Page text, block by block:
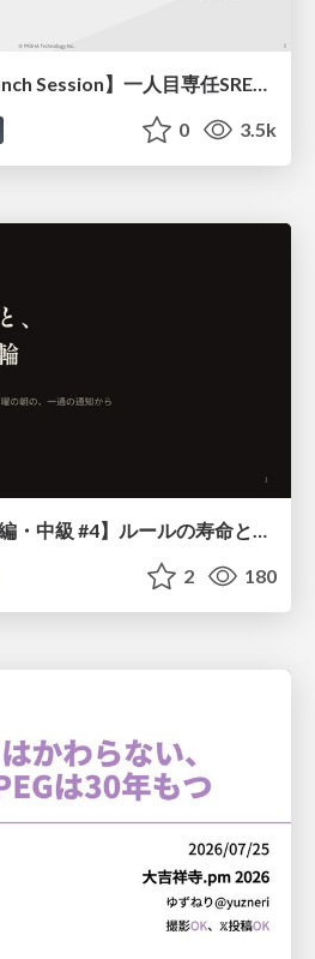
0 3.5k
【やさしく解説 設計編・中級 #4】ルールの寿命と、システムの年輪
2 180